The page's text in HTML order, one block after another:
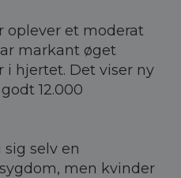
oplever et moderat
markant øget
i hjertet. Det viser ny
12.000
selv en
men kvinder